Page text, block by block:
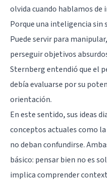
olvida cuando hablamos de
Porque una inteligencia sin
Puede servir para
perseguir objetivos
Sternberg entendió que el
debía evaluarse por su
orientación.
En este sentido, sus ideas
conceptos actuales como la
no deban confundirse.
básico: pensar bien no es
implica comprender